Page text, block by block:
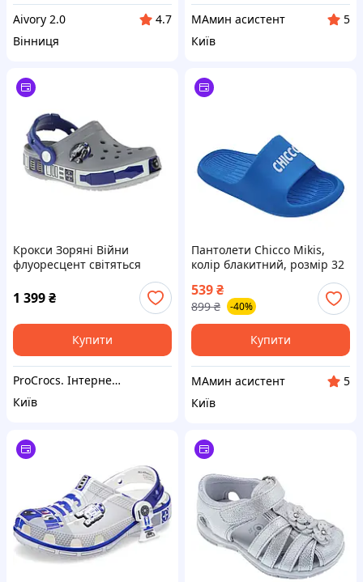
Aivory 2.0
4.7
Вінниця
МАмин асистент
5
Київ
Крокси Зоряні Війни
флуоресцент світяться
Crocband Star Wars R2D2
Clog (16277), Сірі
1 399₴
Купити
ProCrocs. Інтернет-магазин оригінальних кроксів
Київ
Пантолети Chicco Mikis,
колір блакитний, розмір 32
539₴
899 ₴ -40%
Купити
МАмин асистент
5
Київ